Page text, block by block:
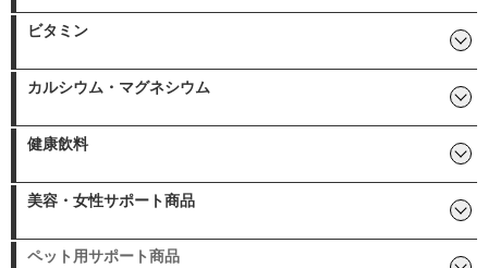
ラフィノース
ビタミン
マルチビタミン・ミネラル
弱酸性ビタミンC
カルシウム・マグネシウム
ホネバリア 骨太大作戦
健康飲料
タヒボ 糖鎖栄養素「カタライザー」
霧島黒酢エキス
シークワーサー 青汁
もろみ酢
美容・女性サポート商品
シルクフィブロイン プラセンタ
ヒアルロン酸 コラーゲン
核酸 コエンザイムQ10
ペット用サポート商品